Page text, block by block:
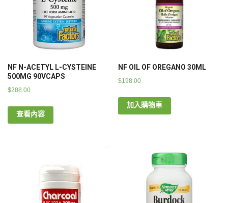
NF N-ACETYL L-CYSTEINE
500MG 90VCAPS
$288.00
查看內容
NF OIL OF OREGANO 30ML
$198.00
加入購物車